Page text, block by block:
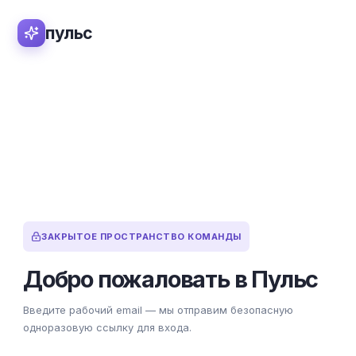
пульс
ЗАКРЫТОЕ ПРОСТРАНСТВО КОМАНДЫ
Добро пожаловать в Пульс
Введите рабочий email — мы отправим безопасную
одноразовую ссылку для входа.